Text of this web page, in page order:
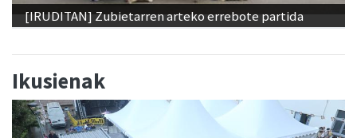
[IRUDITAN] Zubietarren arteko errebote partida
Ikusienak